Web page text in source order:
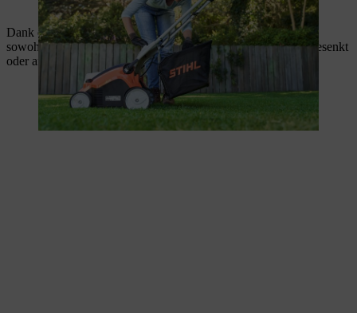
Dank ergonomisch geformtem Drehgriff am Gehäuse können
sowohl Vertikutiereinheit als auch Striegelwalze stufenlos abgesenkt
oder angehoben werden.